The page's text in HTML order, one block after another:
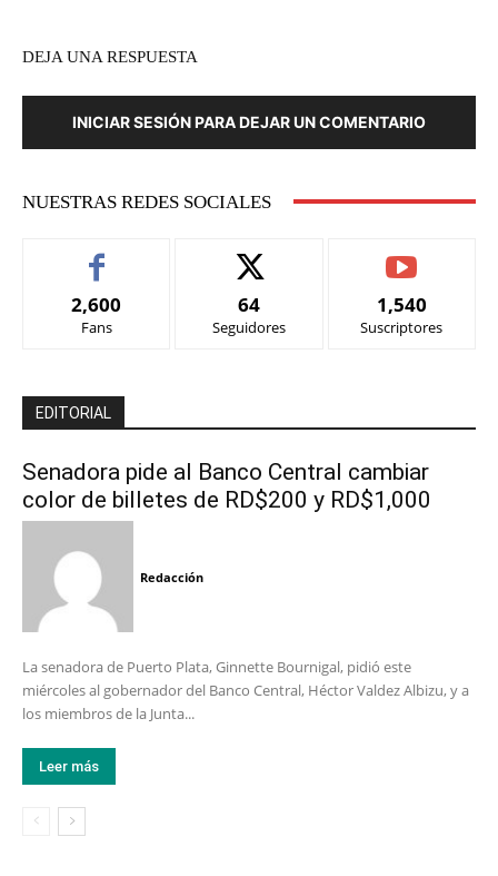
DEJA UNA RESPUESTA
INICIAR SESIÓN PARA DEJAR UN COMENTARIO
NUESTRAS REDES SOCIALES
2,600
Fans
64
Seguidores
1,540
Suscriptores
EDITORIAL
Senadora pide al Banco Central cambiar
color de billetes de RD$200 y RD$1,000
Redacción
La senadora de Puerto Plata, Ginnette Bournigal, pidió este
miércoles al gobernador del Banco Central, Héctor Valdez Albizu, y a
los miembros de la Junta...
Leer más